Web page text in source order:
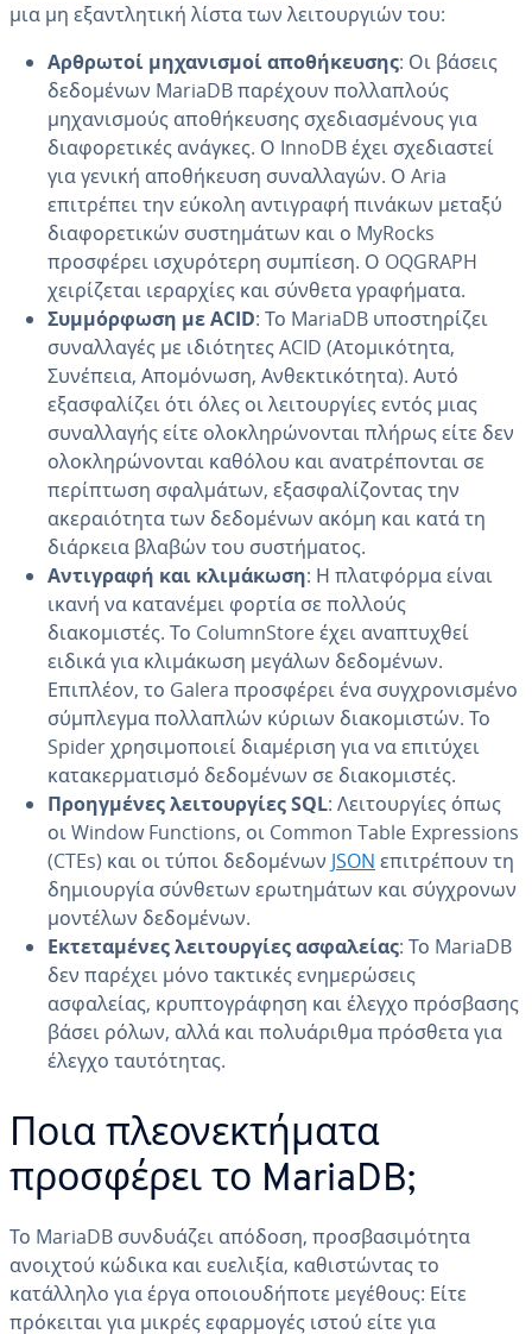
μια μη εξαντλητική λίστα των λειτουργιών του:
Αρθρωτοί μηχανισμοί αποθήκευσης: Οι βάσεις
δεδομένων MariaDB παρέχουν πολλαπλούς
μηχανισμούς αποθήκευσης σχεδιασμένους για
διαφορετικές ανάγκες. Ο InnoDB έχει σχεδιαστεί
για γενική αποθήκευση συναλλαγών. Ο Aria
επιτρέπει την εύκολη αντιγραφή πινάκων μεταξύ
διαφορετικών συστημάτων και ο MyRocks
προσφέρει ισχυρότερη συμπίεση. Ο OQGRAPH
χειρίζεται ιεραρχίες και σύνθετα γραφήματα.
Συμμόρφωση με ACID: Το MariaDB υποστηρίζει
συναλλαγές με ιδιότητες ACID (Ατομικότητα,
Συνέπεια, Απομόνωση, Ανθεκτικότητα). Αυτό
εξασφαλίζει ότι όλες οι λειτουργίες εντός μιας
συναλλαγής είτε ολοκληρώνονται πλήρως είτε δεν
ολοκληρώνονται καθόλου και ανατρέπονται σε
περίπτωση σφαλμάτων, εξασφαλίζοντας την
ακεραιότητα των δεδομένων ακόμη και κατά τη
διάρκεια βλαβών του συστήματος.
Αντιγραφή και κλιμάκωση: Η πλατφόρμα είναι
ικανή να κατανέμει φορτία σε πολλούς
διακομιστές. Το ColumnStore έχει αναπτυχθεί
ειδικά για κλιμάκωση μεγάλων δεδομένων.
Επιπλέον, το Galera προσφέρει ένα συγχρονισμένο
σύμπλεγμα πολλαπλών κύριων διακομιστών. Το
Spider χρησιμοποιεί διαμέριση για να επιτύχει
κατακερματισμό δεδομένων σε διακομιστές.
Προηγμένες λειτουργίες SQL: Λειτουργίες όπως
οι Window Functions, οι Common Table Expressions
(CTEs) και οι τύποι δεδομένων JSON επιτρέπουν τη
δημιουργία σύνθετων ερωτημάτων και σύγχρονων
μοντέλων δεδομένων.
Εκτεταμένες λειτουργίες ασφαλείας: Το MariaDB
δεν παρέχει μόνο τακτικές ενημερώσεις
ασφαλείας, κρυπτογράφηση και έλεγχο πρόσβασης
βάσει ρόλων, αλλά και πολυάριθμα πρόσθετα για
έλεγχο ταυτότητας.
Ποια πλεονεκτήματα
προσφέρει το MariaDB;
Το MariaDB συνδυάζει απόδοση, προσβασιμότητα
ανοιχτού κώδικα και ευελιξία, καθιστώντας το
κατάλληλο για έργα οποιουδήποτε μεγέθους: Είτε
πρόκειται για μικρές εφαρμογές ιστού είτε για